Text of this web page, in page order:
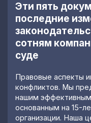
Эти пять
последние
сотням
суде
Правовые аспекты
конфликтов. Мы
нашим
основанным на 15-
организации. Наша